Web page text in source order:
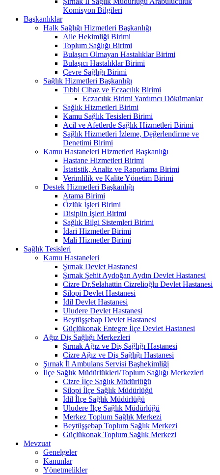
Komisyon Bilgileri
Başkanlıklar
Halk Sağlığı Hizmetleri Başkanlığı
Aile Hekimliği Birimi
Toplum Sağlığı Birimi
Bulaşıcı Olmayan Hastalıklar Birimi
Bulaşıcı Hastalıklar Birimi
Çevre Sağlığı Birimi
Sağlık Hizmetleri Başkanlığı
Tıbbi Cihaz ve Eczacılık Birimi
Eczacılık Birimi Yardımcı Dökümanlar
Sağlık Hizmetleri Birimi
Kamu Sağlık Tesisleri Birimi
Acil ve Afetlerde Sağlık Hizmetleri Birimi
Sağlık Hizmetleri İzleme, Değerlendirme ve
Denetimi Birimi
Kamu Hastaneleri Hizmetleri Başkanlığı
Hastane Hizmetleri Birimi
İstatistik, Analiz ve Raporlama Birimi
Verimlilik ve Kalite Yönetim Birimi
Destek Hizmetleri Başkanlığı
Atama Birimi
Özlük İşleri Birimi
Disiplin İşleri Birimi
Sağlık Bilgi Sistemleri Birimi
İdari Hizmetler Birimi
Mali Hizmetler Birimi
Sağlık Tesisleri
Kamu Hastaneleri
Şırnak Devlet Hastanesi
Şırnak Şehit Aydoğan Aydın Devlet Hastanesi
Cizre Dr.Selahattin Cizrelioğlu Devlet Hastanesi
Silopi Devlet Hastanesi
İdil Devlet Hastanesi
Uludere Devlet Hastanesi
Beytüşşebap Devlet Hastanesi
Güçlükonak Entegre İlçe Devlet Hastanesi
Ağız Diş Sağlığı Merkezleri
Şırnak Ağız ve Diş Sağlığı Hastanesi
Cizre Ağız ve Diş Sağlığı Hastanesi
Şırnak İl Ambulans Servisi Başhekimliği
İlçe Sağlık Müdürlükleri/Toplum Sağlığı Merkezleri
Cizre İlçe Sağlık Müdürlüğü
Silopi İlçe Sağlık Müdürlüğü
İdil İlçe Sağlık Müdürlüğü
Uludere İlçe Sağlık Müdürlüğü
Merkez Toplum Sağlık Merkezi
Beytüşşebap Toplum Sağlık Merkezi
Güçlükonak Toplum Sağlık Merkezi
Mevzuat
Genelgeler
Kanunlar
Yönetmelikler